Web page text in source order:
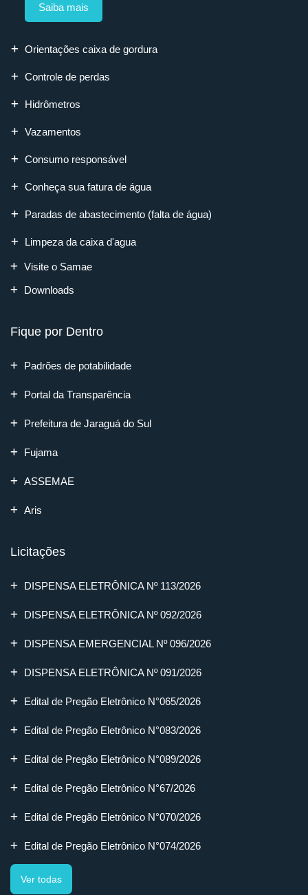
Saiba mais
Orientações caixa de gordura
Controle de perdas
Hidrômetros
Vazamentos
Consumo responsável
Conheça sua fatura de água
Paradas de abastecimento (falta de água)
Limpeza da caixa d'agua
Visite o Samae
Downloads
Fique por Dentro
Padrões de potabilidade
Portal da Transparência
Prefeitura de Jaraguá do Sul
Fujama
ASSEMAE
Aris
Licitações
DISPENSA ELETRÔNICA Nº 113/2026
DISPENSA ELETRÔNICA Nº 092/2026
DISPENSA EMERGENCIAL Nº 096/2026
DISPENSA ELETRÔNICA Nº 091/2026
Edital de Pregão Eletrônico N°065/2026
Edital de Pregão Eletrônico N°083/2026
Edital de Pregão Eletrônico N°089/2026
Edital de Pregão Eletrônico N°67/2026
Edital de Pregão Eletrônico N°070/2026
Edital de Pregão Eletrônico N°074/2026
Ver todas